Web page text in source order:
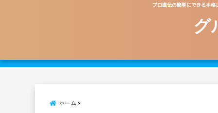
プロ直伝の簡単にできる本格
グ
ホーム